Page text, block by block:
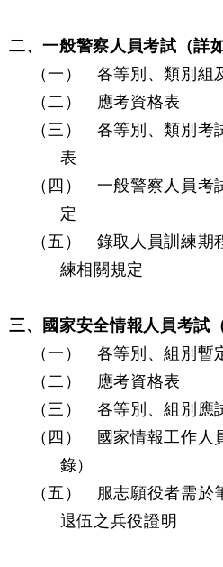
二、一般警察人員考試（詳
（一）
各等別、類別組
（二）
應考資格表
（三）
各等別、類別考
表
（四）
一般警察人員考
定
（五）
錄取人員訓練期
練相關規定
三、國家安全情報人員考試
（一）
各等別、組別暫
（二）
應考資格表
（三）
各等別、組別應
（四）
國家情報工作人
錄）
（五）
服志願役者需於
退伍之兵役證明